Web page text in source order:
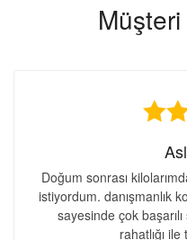
Müşteri
Doğum sonrası
istiyordum. danışmanlık
sayesinde çok
rahatlığı